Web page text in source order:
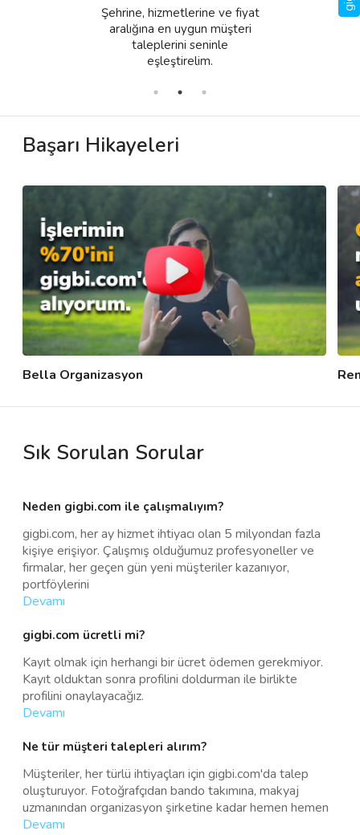
Şehrine, hizmetlerine ve fiyat
aralığına en uygun müşteri
taleplerini seninle
eşleştirelim.
Başarı Hikayeleri
Bella Organizasyon
Sık Sorulan Sorular
Neden gigbi.com ile çalışmalıyım?
gigbi.com, her ay hizmet ihtiyacı olan 5 milyondan fazla
kişiye erişiyor. Çalışmış olduğumuz profesyoneller ve
firmalar, her geçen gün yeni müşteriler kazanıyor,
portföylerini
Devamı
gigbi.com ücretli mi?
Kayıt olmak için herhangi bir ücret ödemen gerekmiyor.
Kayıt olduktan sonra profilini doldurman ile birlikte
profilini onaylayacağız.
Devamı
Ne tür müşteri talepleri alırım?
Müşteriler, her türlü ihtiyaçları için gigbi.com'da talep
oluşturuyor. Fotoğrafçıdan bando takımına, makyaj
uzmanından organizasyon şirketine kadar hemen hemen
Devamı